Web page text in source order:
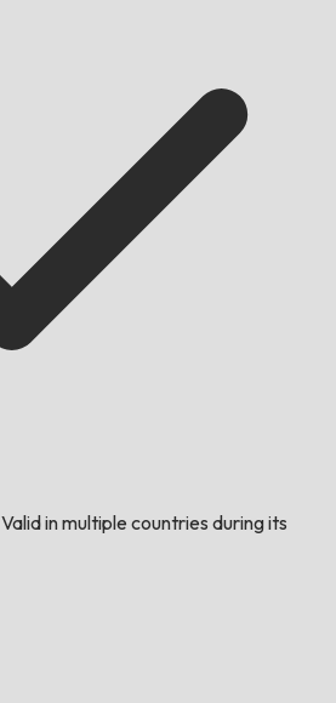
Valid in multiple countries during its